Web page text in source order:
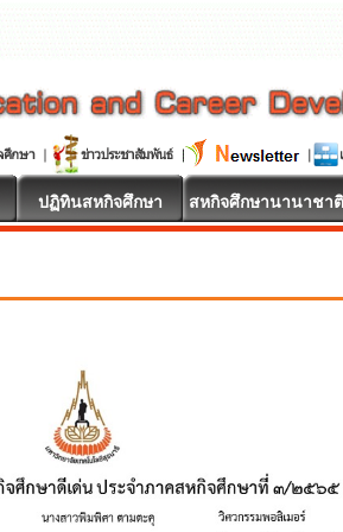
ปฏิทินสหกิจศึกษา สหกิจศึกษานานาชาติ